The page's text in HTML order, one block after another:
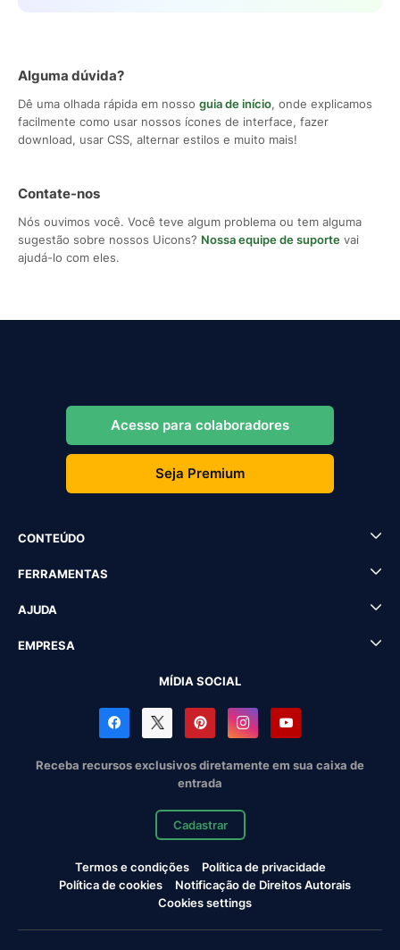
Alguma dúvida?
Dê uma olhada rápida em nosso guia de início, onde explicamos
facilmente como usar nossos ícones de interface, fazer
download, usar CSS, alternar estilos e muito mais!
Contate-nos
Nós ouvimos você. Você teve algum problema ou tem alguma
sugestão sobre nossos Uicons? Nossa equipe de suporte vai
ajudá-lo com eles.
Acesso para colaboradores
Seja Premium
CONTEÚDO
FERRAMENTAS
AJUDA
EMPRESA
MÍDIA SOCIAL
Receba recursos exclusivos diretamente em sua caixa de
entrada
Cadastrar
Termos e condições
Política de privacidade
Política de cookies
Notificação de Direitos Autorais
Cookies settings